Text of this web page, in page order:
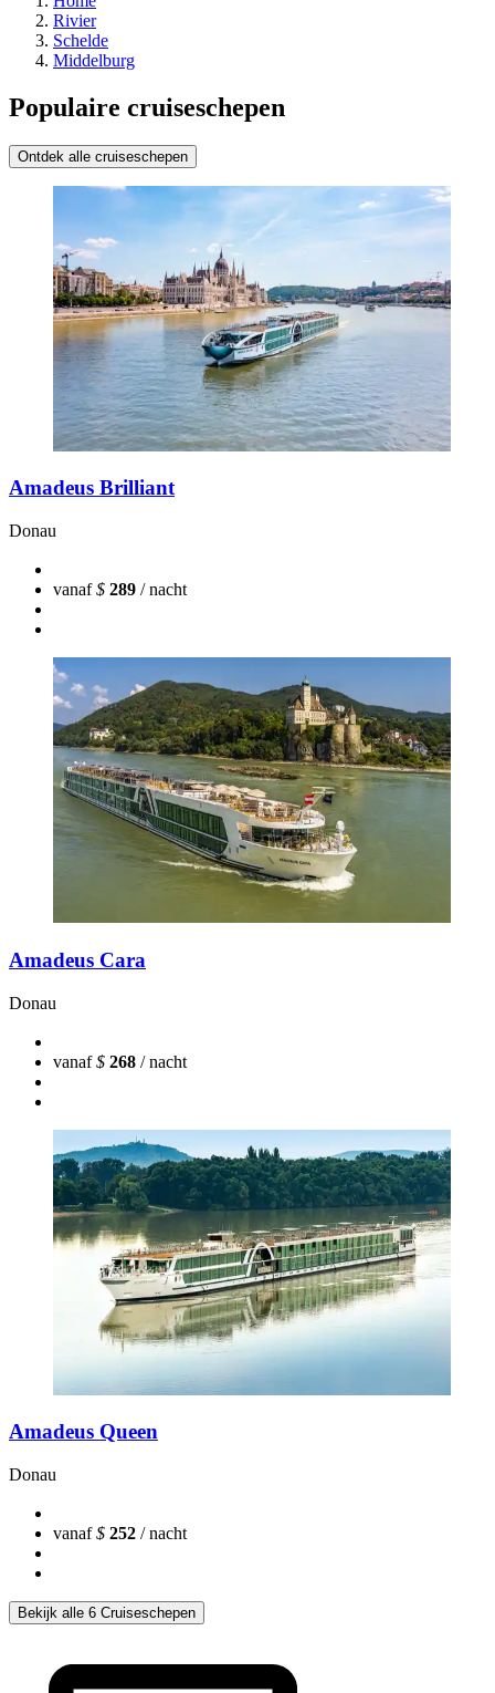
Rivier
Schelde
Middelburg
Populaire cruiseschepen
Ontdek alle cruiseschepen
Amadeus Brilliant
Donau
vanaf$ 289 / nacht
Amadeus Cara
Donau
vanaf$ 268 / nacht
Amadeus Queen
Donau
vanaf$ 252 / nacht
Bekijk alle 6 Cruiseschepen